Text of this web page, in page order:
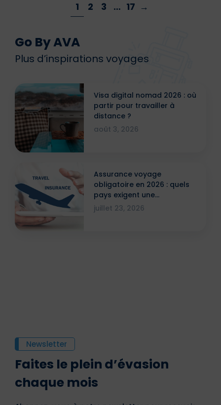
1 2 3 … 17 →
Go By AVA
Plus d’inspirations voyages
Visa digital nomad 2026 : où
partir pour travailler à
distance ?
août 3, 2026
Assurance voyage
obligatoire en 2026 : quels
pays exigent une
attestation ?
juillet 23, 2026
Newsletter
Faites le plein d’évasion
chaque mois